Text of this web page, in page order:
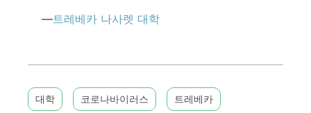
—트레베카 나사렛 대학
대학 코로나바이러스 트레베카